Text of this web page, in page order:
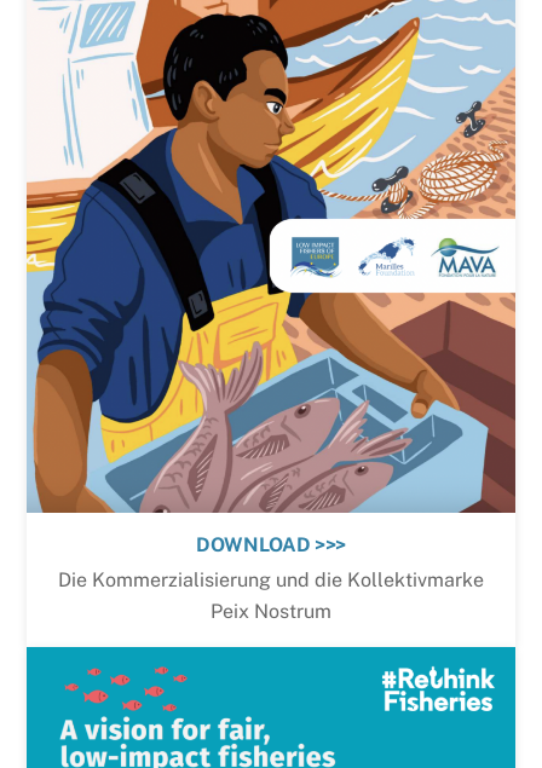
DOWNLOAD >>>
Die Kommerzialisierung und die Kollektivmarke
Peix Nostrum